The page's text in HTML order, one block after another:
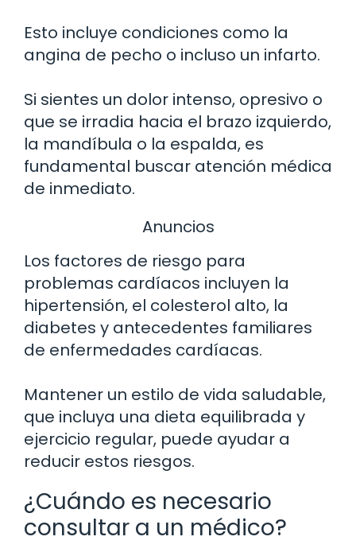
Esto incluye condiciones como la
angina de pecho o incluso un infarto.
Si sientes un dolor intenso, opresivo o
que se irradia hacia el brazo izquierdo,
la mandíbula o la espalda, es
fundamental buscar atención médica
de inmediato.
Anuncios
Los factores de riesgo para
problemas cardíacos incluyen la
hipertensión, el colesterol alto, la
diabetes y antecedentes familiares
de enfermedades cardíacas.
Mantener un estilo de vida saludable,
que incluya una dieta equilibrada y
ejercicio regular, puede ayudar a
reducir estos riesgos.
¿Cuándo es necesario
consultar a un médico?